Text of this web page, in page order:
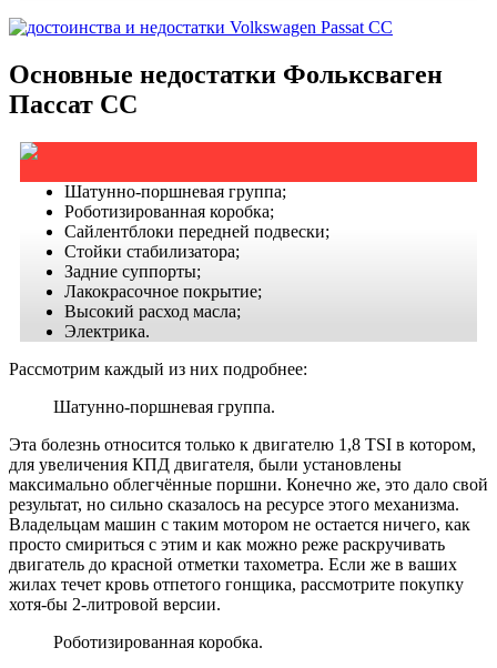
Основные недостатки Фольксваген
Пассат СС
Шатунно-поршневая группа;
Роботизированная коробка;
Сайлентблоки передней подвески;
Стойки стабилизатора;
Задние суппорты;
Лакокрасочное покрытие;
Высокий расход масла;
Электрика.
Рассмотрим каждый из них подробнее:
Шатунно-поршневая группа.
Эта болезнь относится только к двигателю 1,8 TSI в котором,
для увеличения КПД двигателя, были установлены
максимально облегчённые поршни. Конечно же, это дало свой
результат, но сильно сказалось на ресурсе этого механизма.
Владельцам машин с таким мотором не остается ничего, как
просто смириться с этим и как можно реже раскручивать
двигатель до красной отметки тахометра. Если же в ваших
жилах течет кровь отпетого гонщика, рассмотрите покупку
хотя-бы 2-литровой версии.
Роботизированная коробка.